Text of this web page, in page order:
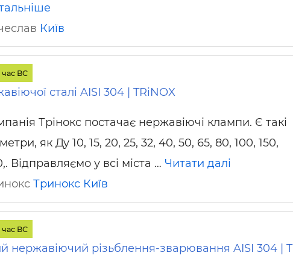
Київ
ВС
сталі AISI 304 | TRiNOX
Трінокс постачає нержавіючі клампи. Є такі
як Ду 10, 15, 20, 25, 32, 40, 50, 65, 80, 100, 150,
Відправляємо у всі міста … Читати далі
Тринокс Київ
ВС
нержавіючий різьблення-зварювання AISI 304 | T